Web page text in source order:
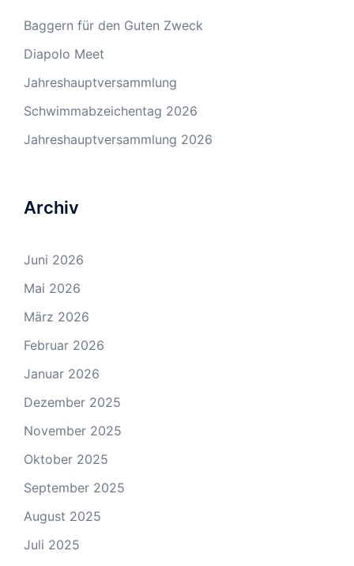
Baggern für den Guten Zweck
Diapolo Meet
Jahreshauptversammlung
Schwimmabzeichentag 2026
Jahreshauptversammlung 2026
Archiv
Juni 2026
Mai 2026
März 2026
Februar 2026
Januar 2026
Dezember 2025
November 2025
Oktober 2025
September 2025
August 2025
Juli 2025